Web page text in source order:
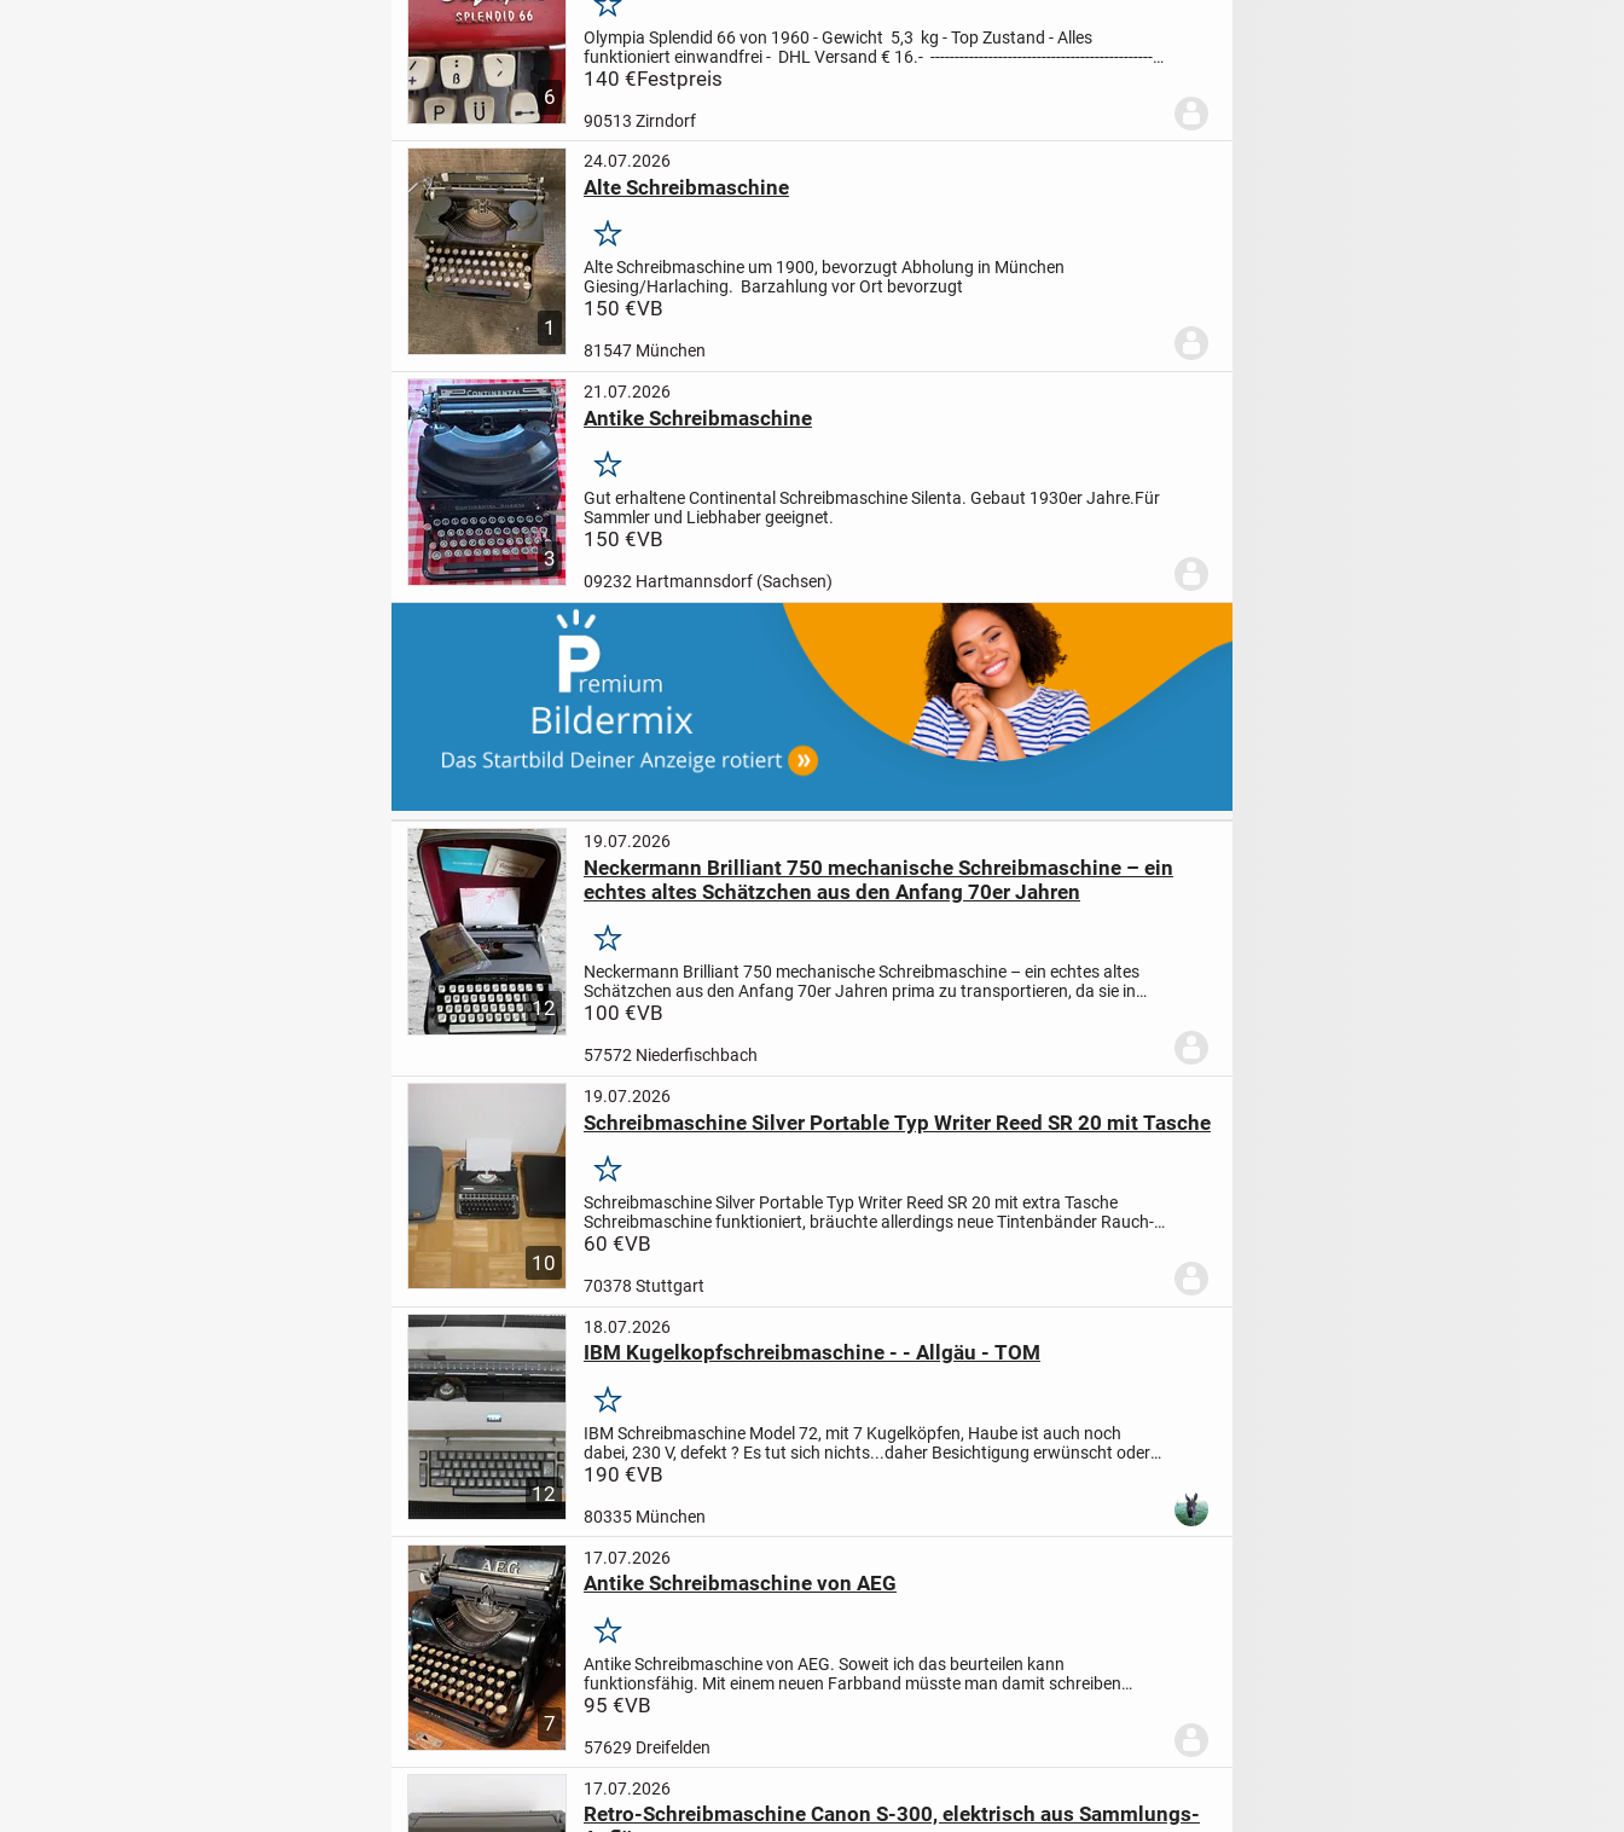
6
Merken
Olympia Splendid 66 von 1960 - Gewicht 5,3 kg - Top Zustand - Alles
funktioniert einwandfrei - DHL Versand € 16.- -------------------------------------------------
---------
140 €Festpreis
90513 Zirndorf
1
24.07.2026
Alte Schreibmaschine
Merken
Alte Schreibmaschine um 1900, bevorzugt Abholung in München
Giesing/Harlaching. Barzahlung vor Ort bevorzugt
150 €VB
81547 München
3
21.07.2026
Antike Schreibmaschine
Merken
Gut erhaltene Continental Schreibmaschine Silenta. Gebaut 1930er Jahre.Für
Sammler und Liebhaber geeignet.
150 €VB
09232 Hartmannsdorf (Sachsen)
12
19.07.2026
Neckermann Brilliant 750 mechanische Schreibmaschine – ein
echtes altes Schätzchen aus den Anfang 70er Jahren
Merken
Neckermann Brilliant 750 mechanische Schreibmaschine – ein echtes altes
Schätzchen aus den Anfang 70er Jahren prima zu transportieren, da sie in
dem original Koffer mit Griff sicher aufbewahrt wird...
100 €VB
57572 Niederfischbach
10
19.07.2026
Schreibmaschine Silver Portable Typ Writer Reed SR 20 mit Tasche
Merken
Schreibmaschine Silver Portable Typ Writer Reed SR 20 mit extra Tasche
Schreibmaschine funktioniert, bräuchte allerdings neue Tintenbänder Rauch-
und Tierfreier Haushalt.
60 €VB
70378 Stuttgart
12
18.07.2026
IBM Kugelkopfschreibmaschine - - Allgäu - TOM
Merken
IBM Schreibmaschine Model 72, mit 7 Kugelköpfen, Haube ist auch noch
dabei, 230 V, defekt ? Es tut sich nichts...daher Besichtigung erwünscht oder
dann eben Versand für 13 € sehr gut verpackt. ABER ....
190 €VB
80335 München
7
17.07.2026
Antike Schreibmaschine von AEG
Merken
Antike Schreibmaschine von AEG. Soweit ich das beurteilen kann
funktionsfähig. Mit einem neuen Farbband müsste man damit schreiben
können. Aber auch sehr schön als Dekoartikel. Insgesamt guter Zustand...
95 €VB
57629 Dreifelden
17.07.2026
Retro-Schreibmaschine Canon S-300, elektrisch aus Sammlungs-